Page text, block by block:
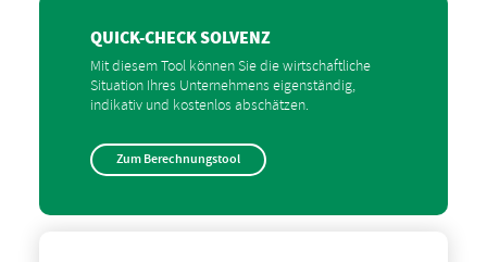
QUICK-CHECK SOLVENZ
Mit diesem Tool können Sie die wirtschaftliche
Situation Ihres Unternehmens eigenständig,
indikativ und kostenlos abschätzen.
Zum Berechnungstool